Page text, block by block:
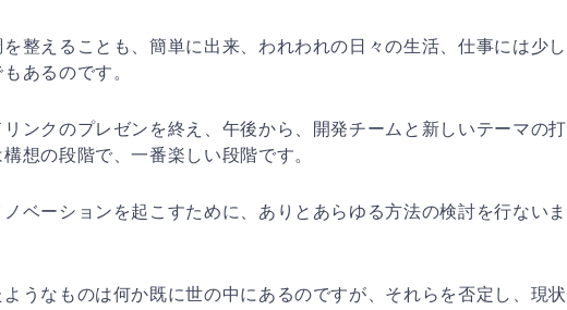
整えることも、簡単に出来、われわれの日々の生活、仕事には少し
あるのです。
ンクのプレゼンを終え、 午後から、開発チームと新しいテーマの打
想の段階で、一番楽しい段階です。
ベーションを起こすために、ありとあらゆる方法の検討を行ないま
うなものは何か既に世の中にあるのですが、それらを否定し、現状